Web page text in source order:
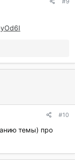
#10
темы) про